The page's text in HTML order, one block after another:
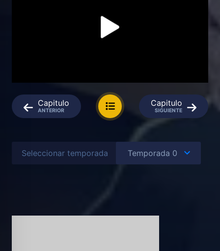
Capitulo
ANTERIOR
Capitulo
SIGUIENTE
Seleccionar temporada